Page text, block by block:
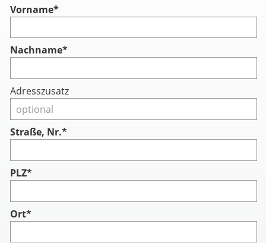
Vorname*
Nachname*
Adresszusatz
Straße, Nr.*
PLZ*
Ort*